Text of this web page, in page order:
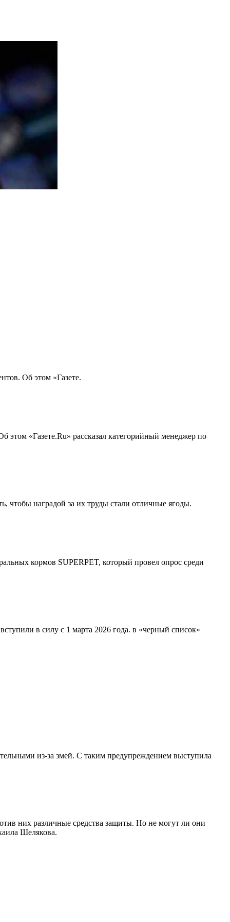
Об этом «Газете.
этом «Газете.Ru» рассказал категорийный менеджер по
чтобы наградой за их труды стали отличные ягоды.
кормов SUPERPET, который провел опрос среди
в силу с 1 марта 2026 года. в «черный список»
из-за змей. С таким предупреждением выступила
них различные средства защиты. Но не могут ли они
Шелякова.